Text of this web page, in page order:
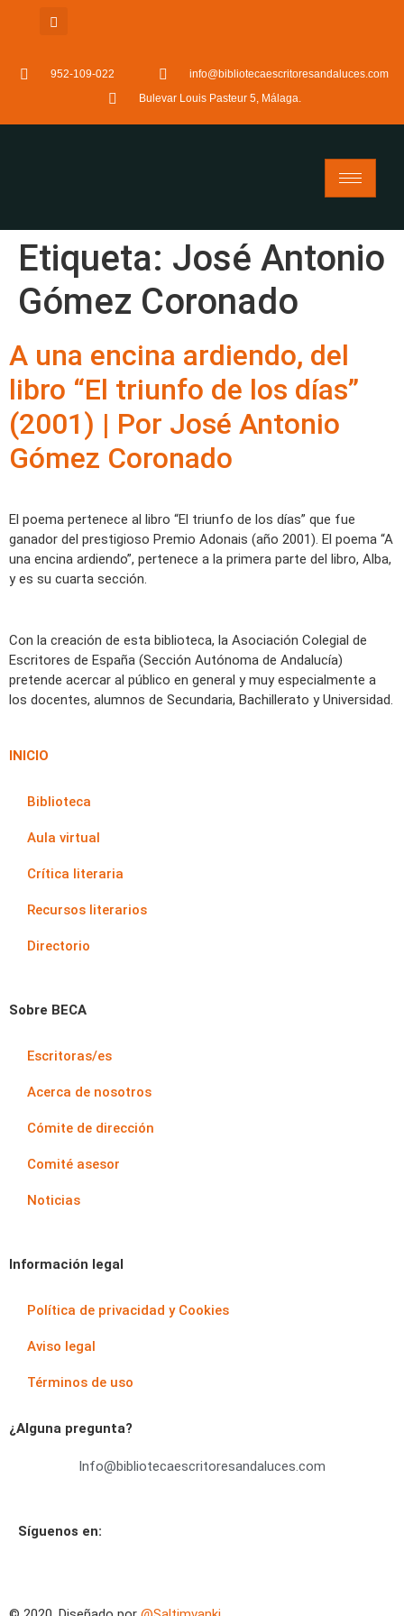
952-109-022
info@bibliotecaescritoresandaluces.com
Bulevar Louis Pasteur 5, Málaga.
Etiqueta: José Antonio
Gómez Coronado
A una encina ardiendo, del
libro “El triunfo de los días”
(2001) | Por José Antonio
Gómez Coronado
El poema pertenece al libro “El triunfo de los días” que fue
ganador del prestigioso Premio Adonais (año 2001). El poema “A
una encina ardiendo”, pertenece a la primera parte del libro, Alba,
y es su cuarta sección.
Con la creación de esta biblioteca, la Asociación Colegial de
Escritores de España (Sección Autónoma de Andalucía)
pretende acercar al público en general y muy especialmente a
los docentes, alumnos de Secundaria, Bachillerato y Universidad.
INICIO
Biblioteca
Aula virtual
Crítica literaria
Recursos literarios
Directorio
Sobre BECA
Escritoras/es
Acerca de nosotros
Cómite de dirección
Comité asesor
Noticias
Información legal
Política de privacidad y Cookies
Aviso legal
Términos de uso
¿Alguna pregunta?
Info@bibliotecaescritoresandaluces.com
Síguenos en: